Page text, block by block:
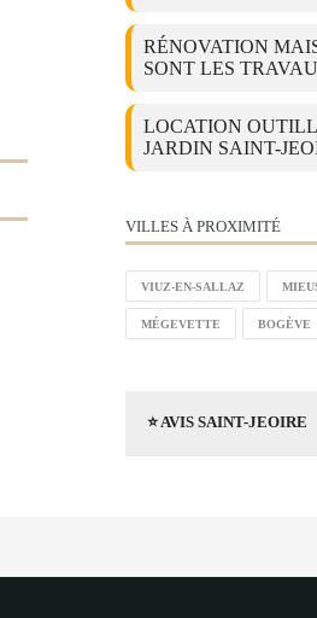
RÉNOVATION
SONT LES
LOCATION
JARDIN SAINT-
VILLES À PROXIMITÉ
VIUZ-EN-SALLAZ
MÉGEVETTE BOGÈVE
⭐ AVIS SAINT-JEOIRE